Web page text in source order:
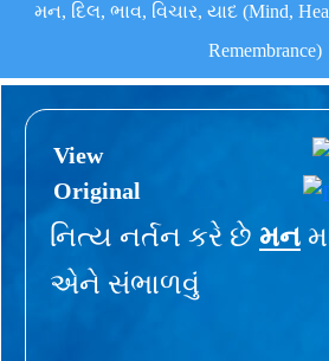
મન, દિલ, ભાવ, વિચાર, યાદ (Mind,
Remembrance)
View
Original
નિત્ય નર્તન કરે છે મન
એને સંભાળવું